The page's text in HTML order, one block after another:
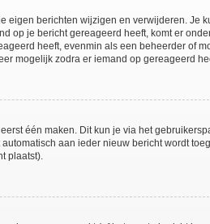
eigen berichten wijzigen en verwijderen.
op je bericht gereageerd heeft, komt er
heeft, evenmin als een beheerder of
mogelijk zodra er iemand op gereageerd
één maken. Dit kun je via het
aan ieder nieuw bericht wordt
plaatst).